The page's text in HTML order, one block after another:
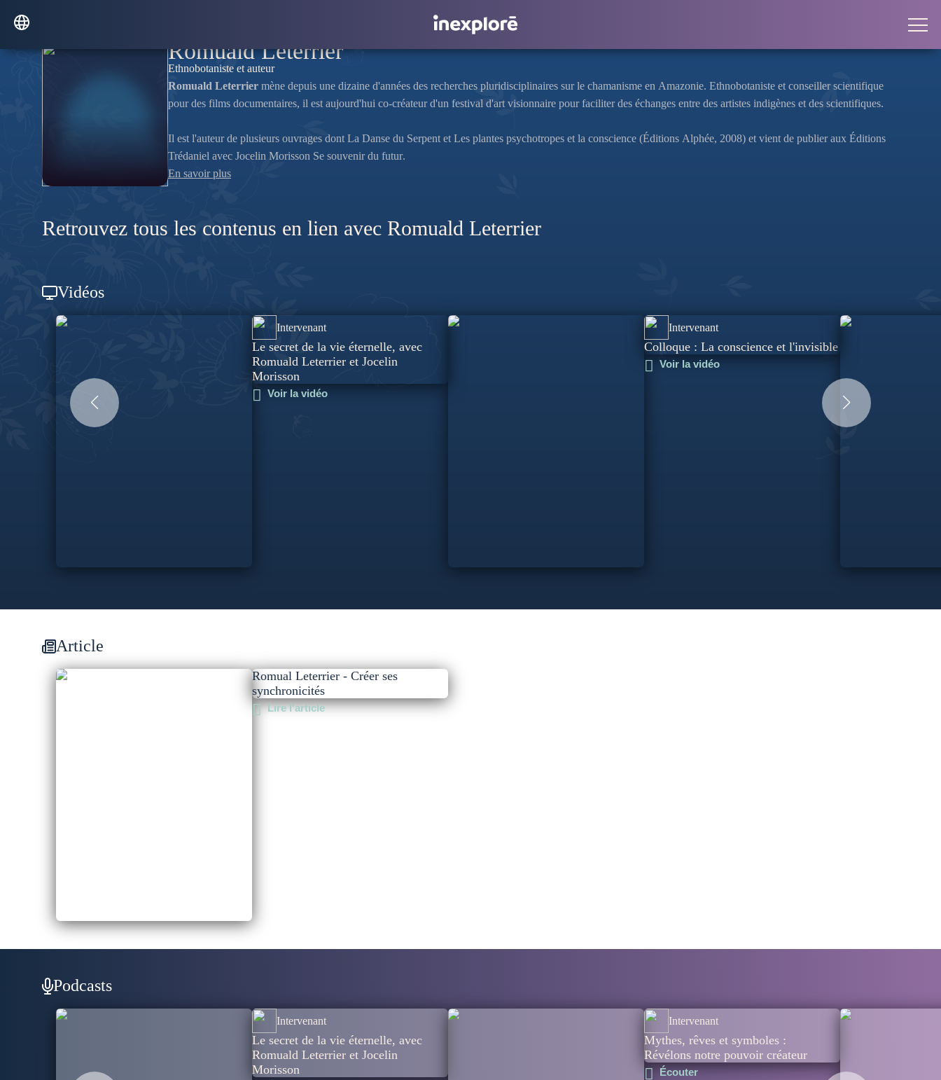
Romuald Leterrier
Ethnobotaniste et auteur
Romuald Leterrier mène depuis une dizaine d'années des recherches pluridisciplinaires sur le chamanisme en Amazonie. Ethnobotaniste et conseiller scientifique
pour des films documentaires, il est aujourd'hui co-créateur d'un festival d'art visionnaire pour faciliter des échanges entre des artistes indigènes et des scientifiques.
Il est l'auteur de plusieurs ouvrages dont La Danse du Serpent et Les plantes psychotropes et la conscience (Éditions Alphée, 2008) et vient de publier aux Éditions
Trédaniel avec Jocelin Morisson Se souvenir du futur.
En savoir plus
Retrouvez tous les contenus en lien avec Romuald Leterrier
Vidéos
Intervenant
Le secret de la vie éternelle, avec
Romuald Leterrier et Jocelin
Morisson
Voir la vidéo
Intervenant
Colloque : La conscience et l'invisible
Voir la vidéo
Article
Romual Leterrier - Créer ses
synchronicités
Lire l'article
Podcasts
Intervenant
Le secret de la vie éternelle, avec
Romuald Leterrier et Jocelin
Morisson
Intervenant
Mythes, rêves et symboles :
Révélons notre pouvoir créateur
Écouter